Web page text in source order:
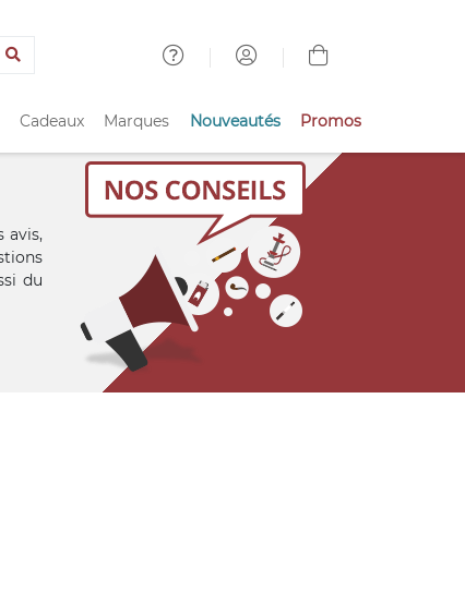
Cadeaux Marques Nouveautés Promos
avis,
du